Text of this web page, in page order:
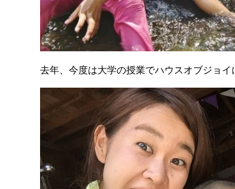
去年、今度は大学の授業でハウスオブジョ